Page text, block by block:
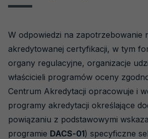
W odpowiedzi na zapotrzebowanie
akredytowanej certyfikacji, w tym
organy regulacyjne, organizacje
właścicieli programów oceny
Centrum Akredytacji opracowuje i
programy akredytacji określające
powiązaniu z podstawowymi
programie DACS-01) specyficzne